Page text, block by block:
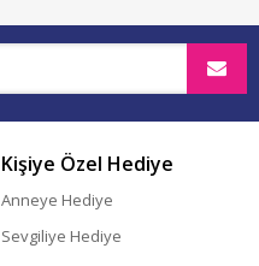
Kişiye Özel Hediye
Anneye Hediye
Sevgiliye Hediye